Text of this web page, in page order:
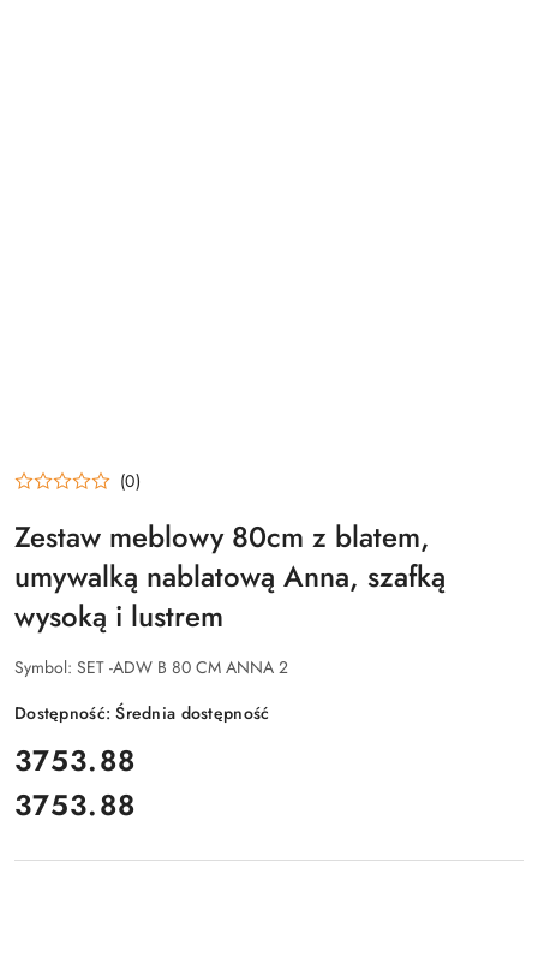
(0)
Zestaw meblowy 80cm z blatem,
umywalką nablatową Anna, szafką
wysoką i lustrem
Symbol: SET -ADW B 80 CM ANNA 2
Dostępność:Średnia dostępność
cena:
3753.88
Cena:
3753.88